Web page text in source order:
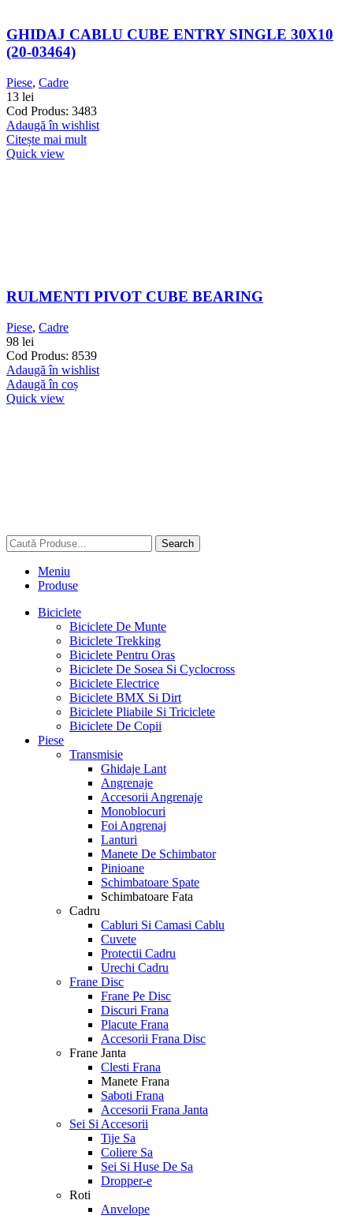
GHIDAJ CABLU CUBE ENTRY SINGLE 30X10
(20-03464)
Piese, Cadre
13 lei
Cod Produs: 3483
Adaugă în wishlist
Citește mai mult
Quick view
RULMENTI PIVOT CUBE BEARING
Piese, Cadre
98 lei
Cod Produs: 8539
Adaugă în wishlist
Adaugă în coș
Quick view
Search
Meniu
Produse
Biciclete
Biciclete De Munte
Biciclete Trekking
Biciclete Pentru Oras
Biciclete De Sosea Si Cyclocross
Biciclete Electrice
Biciclete BMX Si Dirt
Biciclete Pliabile Si Triciclete
Biciclete De Copii
Piese
Transmisie
Ghidaje Lant
Angrenaje
Accesorii Angrenaje
Monoblocuri
Foi Angrenaj
Lanturi
Manete De Schimbator
Pinioane
Schimbatoare Spate
Schimbatoare Fata
Cadru
Cabluri Si Camasi Cablu
Cuvete
Protectii Cadru
Urechi Cadru
Frane Disc
Frane Pe Disc
Discuri Frana
Placute Frana
Accesorii Frana Disc
Frane Janta
Clesti Frana
Manete Frana
Saboti Frana
Accesorii Frana Janta
Sei Si Accesorii
Tije Sa
Coliere Sa
Sei Si Huse De Sa
Dropper-e
Roti
Anvelope